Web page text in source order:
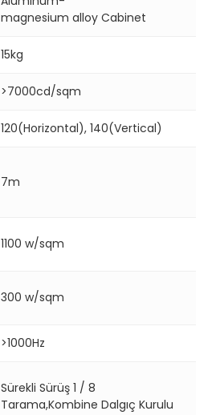
magnesium alloy Cabinet
15kg
>7000cd/sqm
120(Horizontal), 140(Vertical)
7m
1100 w/sqm
300 w/sqm
>1000Hz
Sürekli Sürüş 1 / 8
Tarama,Kombine Dalgıç Kurulu